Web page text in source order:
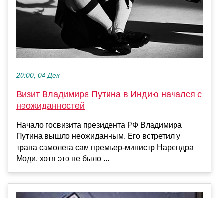
20:00, 04 Дек
Визит Владимира Путина в Индию начался с
неожиданностей
Начало госвизита президента РФ Владимира
Путина вышло неожиданным. Его встретил у
трапа самолета сам премьер-министр Нарендра
Моди, хотя это не было ...